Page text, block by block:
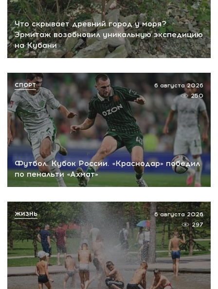
Что скрывает древний город у моря?
Эрмитаж возобновил уникальную экспедицию
на Кубани
Футбол. Кубок России. «Краснодар» победил
по пенальти «Ахмат»
6 августа 2026
250
СПОРТ
6 августа 2026
297
ЖИЗНЬ